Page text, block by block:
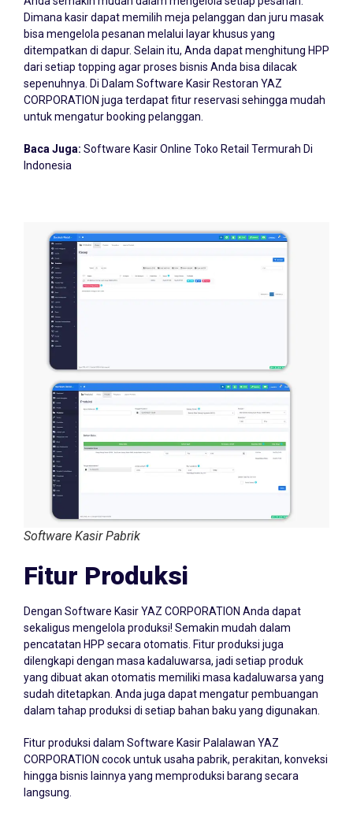
bisa mengelola pesanan melalui layar khusus yang
ditempatkan di dapur. Selain itu, Anda dapat menghitung HPP
dari setiap topping agar proses bisnis Anda bisa dilacak
sepenuhnya. Di Dalam Software Kasir Restoran YAZ
CORPORATION juga terdapat fitur reservasi sehingga mudah
untuk mengatur booking pelanggan.
Indonesia
Software Kasir Pabrik
Fitur Produksi
sekaligus mengelola produksi! Semakin mudah dalam
pencatatan HPP secara otomatis. Fitur produksi juga
dilengkapi dengan masa kadaluwarsa, jadi setiap produk
yang dibuat akan otomatis memiliki masa kadaluwarsa yang
sudah ditetapkan. Anda juga dapat mengatur pembuangan
dalam tahap produksi di setiap bahan baku yang digunakan.
CORPORATION cocok untuk usaha pabrik, perakitan, konveksi
hingga bisnis lainnya yang memproduksi barang secara
langsung.